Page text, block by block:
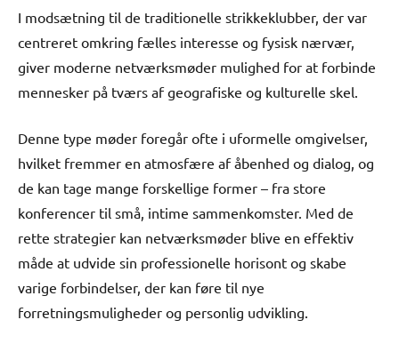
I modsætning til de traditionelle strikkeklubber, der var
centreret omkring fælles interesse og fysisk nærvær,
giver moderne netværksmøder mulighed for at forbinde
mennesker på tværs af geografiske og kulturelle skel.
Denne type møder foregår ofte i uformelle omgivelser,
hvilket fremmer en atmosfære af åbenhed og dialog, og
de kan tage mange forskellige former – fra store
konferencer til små, intime sammenkomster. Med de
rette strategier kan netværksmøder blive en effektiv
måde at udvide sin professionelle horisont og skabe
varige forbindelser, der kan føre til nye
forretningsmuligheder og personlig udvikling.